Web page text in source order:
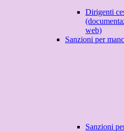
Dirigenti
web)
Sanzioni per
Sanzioni